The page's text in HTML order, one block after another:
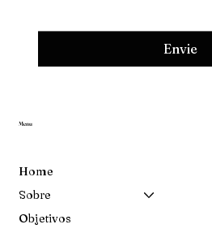
Menu
Home
Sobre
Objetivos
Envie